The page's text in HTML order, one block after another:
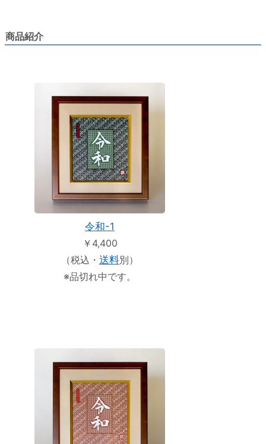
商品紹介
令和-1
￥4,400
（税込・ 送料別）
※品切れ中です。